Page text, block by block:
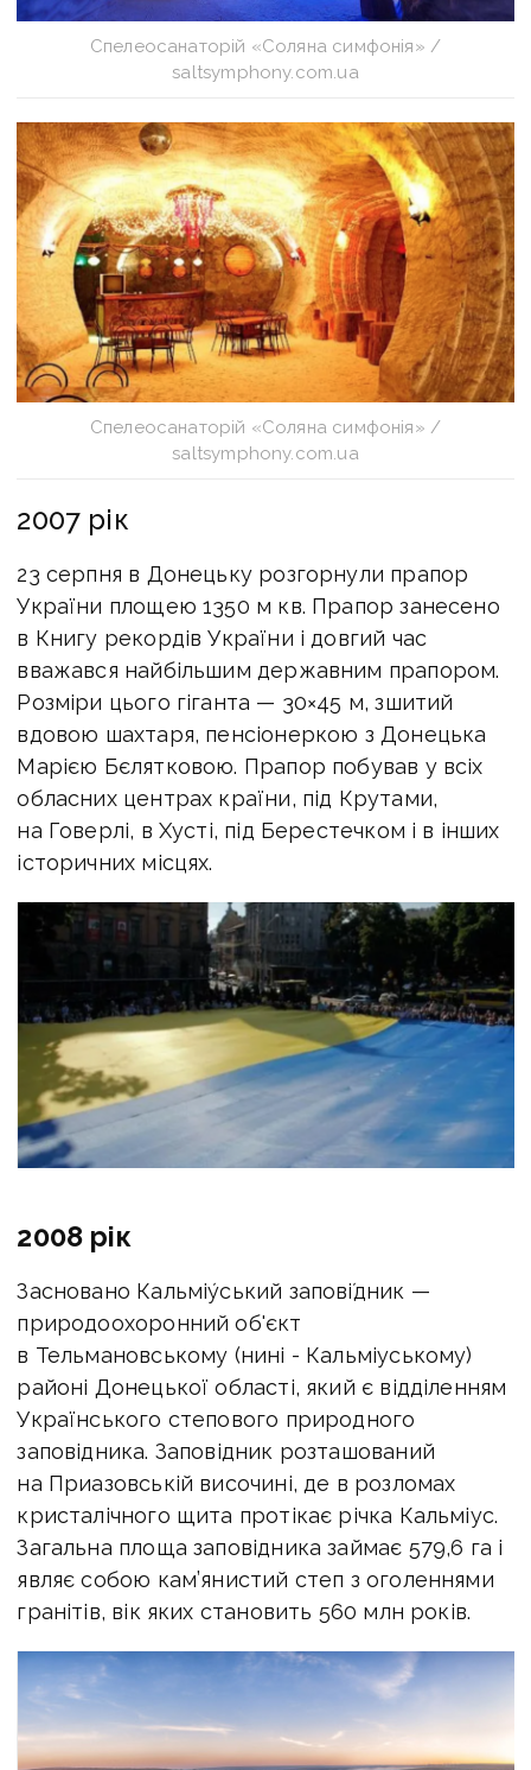
Спелеосанаторій «Соляна симфонія» /
saltsymphony.com.ua
Спелеосанаторій «Соляна симфонія» /
saltsymphony.com.ua
2007 рік
23 серпня в Донецьку розгорнули прапор
України площею 1350 м кв. Прапор занесено
в Книгу рекордів України і довгий час
вважався найбільшим державним прапором.
Розміри цього гіганта — 30×45 м, зшитий
вдовою шахтаря, пенсіонеркою з Донецька
Марією Бєлятковою. Прапор побував у всіх
обласних центрах країни, під Крутами,
на Говерлі, в Хусті, під Берестечком і в інших
історичних місцях.
2008 рік
Засновано Кальміу́ський запові́дник —
природоохоронний об'єкт
в Тельмановському (нині - Кальміуському)
районі Донецької області, який є відділенням
Українського степового природного
заповідника. Заповідник розташований
на Приазовській височині, де в розломах
кристалічного щита протікає річка Кальміус.
Загальна площа заповідника займає 579,6 га і
являє собою кам’янистий степ з оголеннями
гранітів, вік яких становить 560 млн років.